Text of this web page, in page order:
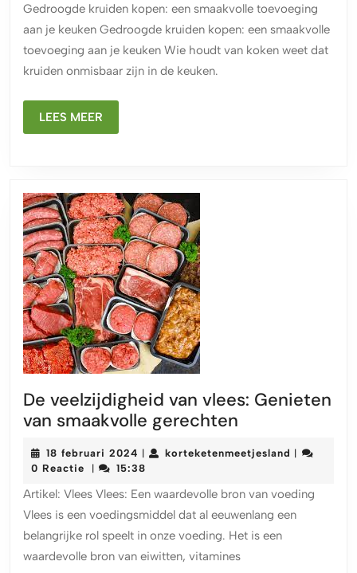
van
gedroogde
kruiden:
een
Gedroogde kruiden kopen: een smaakvolle toevoeging
aan je keuken Gedroogde kruiden kopen: een smaakvolle
toevoeging aan je keuken Wie houdt van koken weet dat
kruiden onmisbaar zijn in de keuken.
LEES MEER
MEER
De veelzijdigheid van vlees: Genieten
van smaakvolle gerechten
van
Genieten
van
smaakvolle
gerechten
18 februari 2024 18
februari
| korteketenmeetjesland |
0 Reactie | 15:38
Artikel: Vlees Vlees: Een waardevolle bron van voeding
Vlees is een voedingsmiddel dat al eeuwenlang een
belangrijke rol speelt in onze voeding. Het is een
waardevolle bron van eiwitten, vitamines